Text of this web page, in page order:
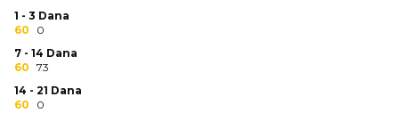
1 - 3 Dana
60
0
7 - 14 Dana
60 73
14 - 21 Dana
60
0